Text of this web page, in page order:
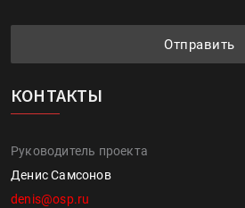
Отправить
КОНТАКТЫ
Руководитель проекта
Денис Самсонов
denis@osp.ru